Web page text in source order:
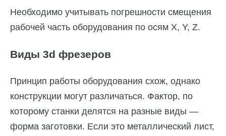
Необходимо учитывать погрешности смещения
рабочей часть оборудования по осям X, Y, Z.
Виды 3d фрезеров
Принцип работы оборудования схож, однако
конструкции могут различаться. Фактор, по
которому станки делятся на разные виды —
форма заготовки. Если это металлический лист,